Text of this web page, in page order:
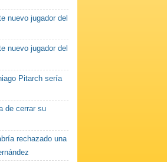
nuevo jugador del
nuevo jugador del
Pitarch sería
de cerrar su
rechazado una